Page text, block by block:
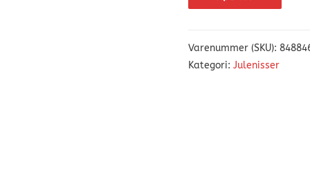
Varenummer (SKU):
Kategori: Julenisser